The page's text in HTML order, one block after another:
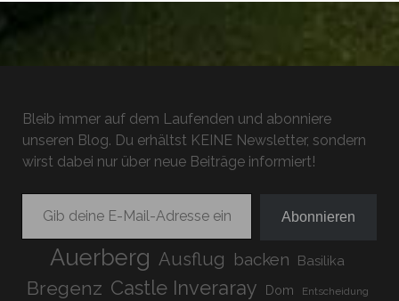
Bleib immer auf dem Laufenden und abonniere
unseren Blog. Du erhältst KEINE Newsletter, sondern
wirst dabei nur über neue Beiträge informiert!
Gib deine E-Mail-Adresse ein ...
Abonnieren
Auerberg Ausflug backen Basilika
Bregenz Castle Inveraray Dom Entscheidung